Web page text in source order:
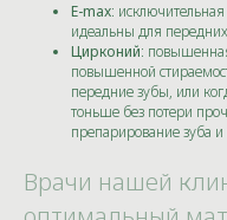
E-max:
идеальны для
Цирконий:
повышенной
передние зубы, или
тоньше без потери
препарирование зуба
Врачи нашей